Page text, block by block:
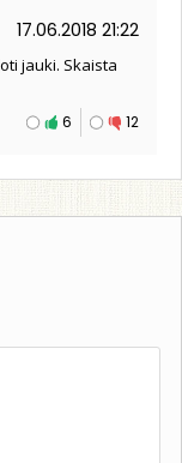
17.06.2018 21:22
jauki. Skaista
12
6